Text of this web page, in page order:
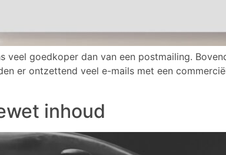
veel goedkoper dan van een postmailing.
er ontzettend veel e-mails met een
inhoud​